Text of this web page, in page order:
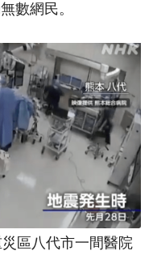
數網民。
區八代市一間醫院